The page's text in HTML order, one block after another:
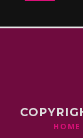
HOME